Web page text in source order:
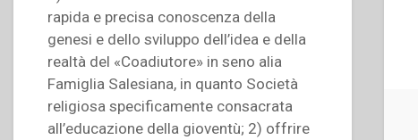
rapida e precisa conoscenza della
genesi e dello sviluppo dell’idea e della
realtà del «Coadiutore» in seno alia
Famiglia Salesiana, in quanto Società
religiosa specificamente consacrata
all’educazione della gioventù; 2) offrire